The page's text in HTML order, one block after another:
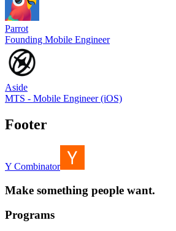
Parrot
Founding Mobile Engineer
Aside
MTS - Mobile Engineer (iOS)
Footer
Y Combinator
Make something people want.
Programs